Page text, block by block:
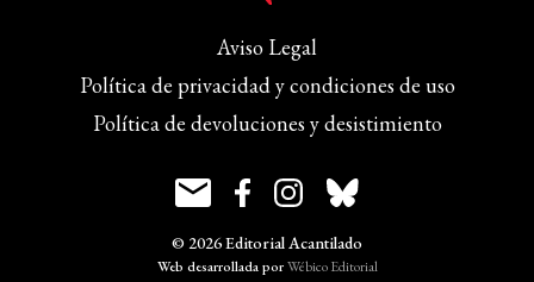
Aviso Legal
Política de privacidad y condiciones de uso
Política de devoluciones y desistimiento
© 2026 Editorial Acantilado
Web desarrollada porWébico Editorial